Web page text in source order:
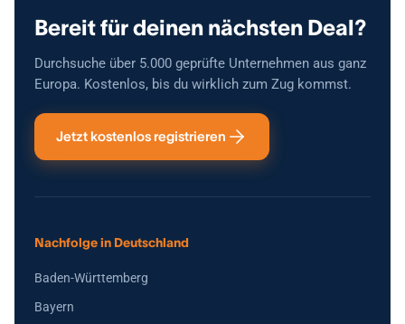
Bereit für deinen nächsten Deal?
Durchsuche über 5.000 geprüfte Unternehmen aus ganz
Europa. Kostenlos, bis du wirklich zum Zug kommst.
Jetzt kostenlos registrieren
Nachfolge in Deutschland
Baden-Württemberg
Bayern